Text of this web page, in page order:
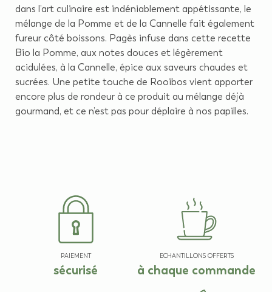
dans l’art culinaire est indéniablement appétissante, le
mélange de la Pomme et de la Cannelle fait également
fureur côté boissons. Pagès infuse dans cette recette
Bio la Pomme, aux notes douces et légèrement
acidulées, à la Cannelle, épice aux saveurs chaudes et
sucrées. Une petite touche de Rooibos vient apporter
encore plus de rondeur à ce produit au mélange déjà
gourmand, et ce n’est pas pour déplaire à nos papilles.
PAIEMENT
sécurisé
ECHANTILLONS OFFERTS
à chaque commande